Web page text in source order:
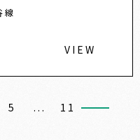
線
VIEW
5 ... 11